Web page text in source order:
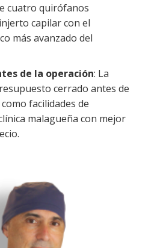
cuatro quirófanos
capilar con el
más avanzado del
de la operación: La
cerrado antes de
facilidades de
malagueña con mejor